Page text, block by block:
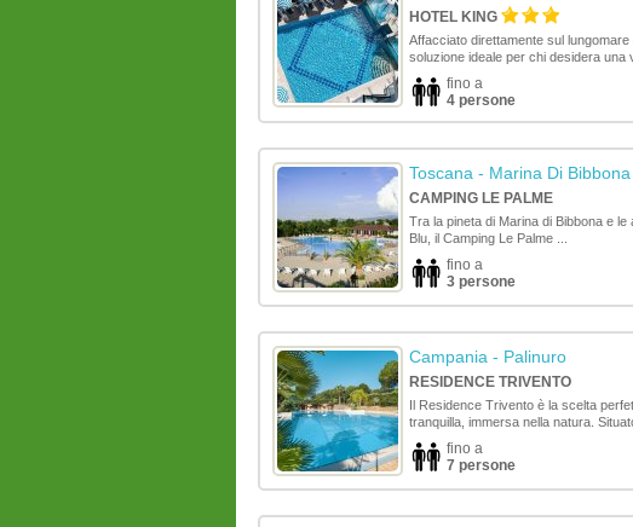
HOTEL KING
Affacciato direttamente sul lungomare
soluzione ideale per chi desidera una
fino a
4 persone
Toscana - Marina Di Bibbona
CAMPING LE PALME
Tra la pineta di Marina di Bibbona e
Blu, il Camping Le Palme ...
fino a
3 persone
Campania - Palinuro
RESIDENCE TRIVENTO
Il Residence Trivento è la scelta
tranquilla, immersa nella natura.
fino a
7 persone